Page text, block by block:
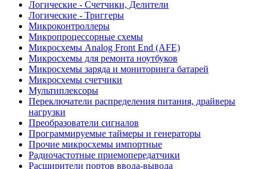
Логические - Счетчики, Делители
Логические - Триггеры
Микроконтроллеры
Микропроцессорные схемы
Микросхемы Analog Front End (AFE)
Микросхемы для ремонта ноутбуков
Микросхемы заряда и мониторинга батарей
Микросхемы счетчики
Мультиплексоры
Переключатели распределения питания, драйверы
нагрузки
Преобразователи сигналов
Программируемые таймеры и генераторы
Прочие микросхемы импортные
Радиочастотные приемопередатчики
Расширители портов ввода-вывода